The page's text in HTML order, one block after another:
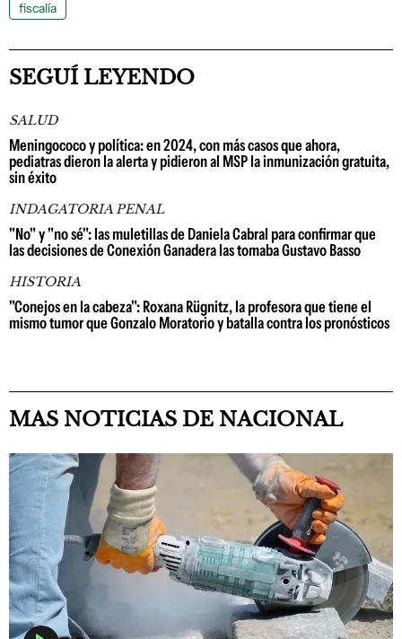
fiscalía
SEGUÍ LEYENDO
SALUD
Meningococo y política: en 2024, con más casos que ahora,
pediatras dieron la alerta y pidieron al MSP la inmunización gratuita,
sin éxito
INDAGATORIA PENAL
"No" y "no sé": las muletillas de Daniela Cabral para confirmar que
las decisiones de Conexión Ganadera las tomaba Gustavo Basso
HISTORIA
"Conejos en la cabeza": Roxana Rügnitz, la profesora que tiene el
mismo tumor que Gonzalo Moratorio y batalla contra los pronósticos
MAS NOTICIAS DE NACIONAL